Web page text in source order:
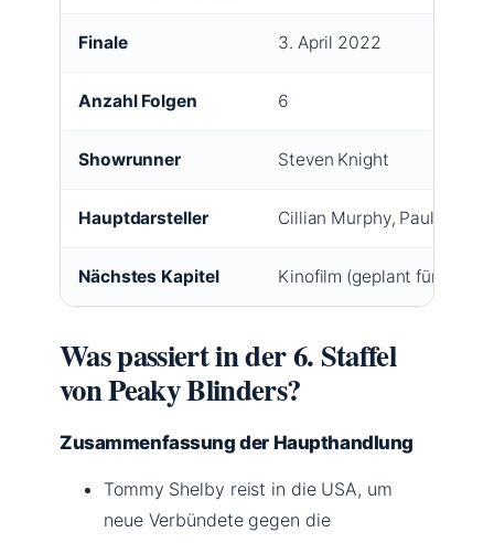
Finale 3. April 2022
Anzahl Folgen 6
Showrunner Steven Knight
Hauptdarsteller Cillian Murphy, Paul
Nächstes Kapitel Kinofilm (geplant für
Was passiert in der 6. Staffel
von Peaky Blinders?
Zusammenfassung der Haupthandlung
Tommy Shelby reist in die USA, um
neue Verbündete gegen die